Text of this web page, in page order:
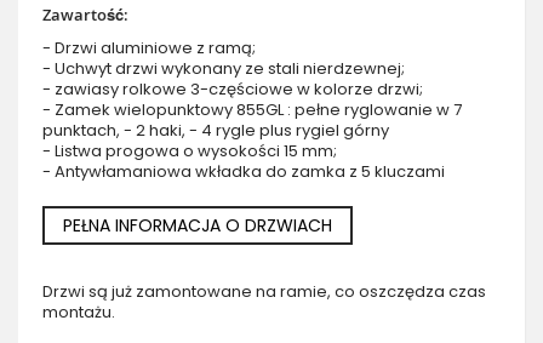
Zawartość:
- Drzwi aluminiowe z ramą;
- Uchwyt drzwi wykonany ze stali nierdzewnej;
- zawiasy rolkowe 3-częściowe w kolorze drzwi;
- Zamek wielopunktowy 855GL : pełne ryglowanie w 7
punktach, - 2 haki, - 4 rygle plus rygiel górny
- Listwa progowa o wysokości 15 mm;
- Antywłamaniowa wkładka do zamka z 5 kluczami
PEŁNA INFORMACJA O DRZWIACH
Drzwi są już zamontowane na ramie, co oszczędza czas
montażu.